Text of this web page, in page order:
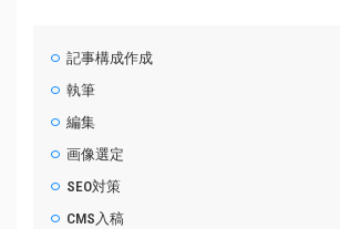
記事構成作成
執筆
編集
画像選定
SEO対策
CMS入稿